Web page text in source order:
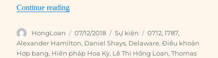
Continue reading“07/12/1787: Delaware phê chuẩn Hiến pháp”
Author
HongLoan
Posted
on
07/12/2018 Categories
Sự kiện Tags
0712,1787,
Alexander Hamilton, Daniel Shays, Delaware,Điều khoản
Hợp bang, Hiến pháp Hoa Kỳ, Lê Thị Hồng Loan,Thomas